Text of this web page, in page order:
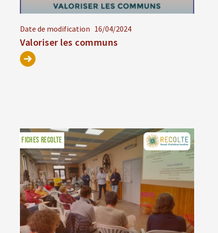
Date de modification 16/04/2024
Valoriser les communs
FICHES RECOLTE